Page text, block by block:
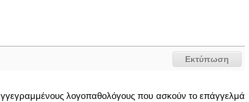
Εκτύπωση
λογοπαθολόγους που ασκούν το επάγγελμά